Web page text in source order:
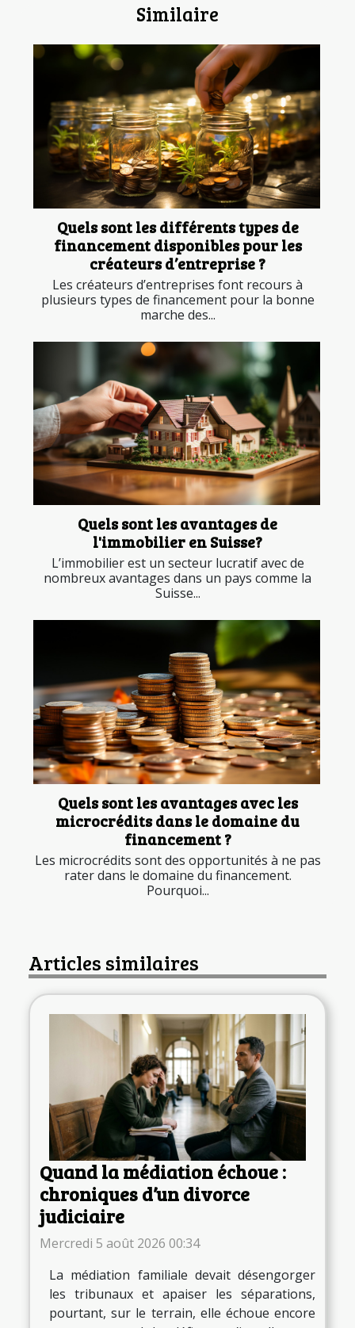
Similaire
Quels sont les différents types de
financement disponibles pour les
créateurs d’entreprise ?
Les créateurs d’entreprises font recours à
plusieurs types de financement pour la bonne
marche des...
Quels sont les avantages de
l'immobilier en Suisse?
L’immobilier est un secteur lucratif avec de
nombreux avantages dans un pays comme la
Suisse...
Quels sont les avantages avec les
microcrédits dans le domaine du
financement ?
Les microcrédits sont des opportunités à ne pas
rater dans le domaine du financement.
Pourquoi...
Articles similaires
Quand la médiation échoue :
chroniques d’un divorce
judiciaire
Mercredi 5 août 2026 00:34
La médiation familiale devait désengorger
les tribunaux et apaiser les séparations,
pourtant, sur le terrain, elle échoue encore